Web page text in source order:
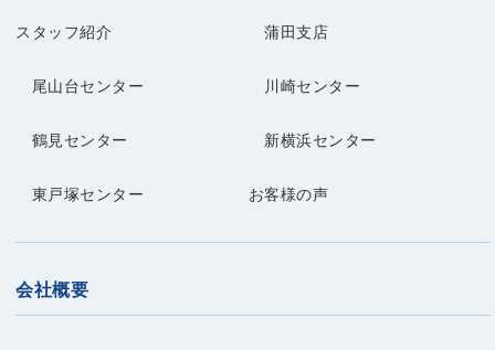
スタッフ紹介 蒲田支店
尾山台センター 川崎センター
鶴見センター 新横浜センター
東戸塚センター お客様の声
会社概要